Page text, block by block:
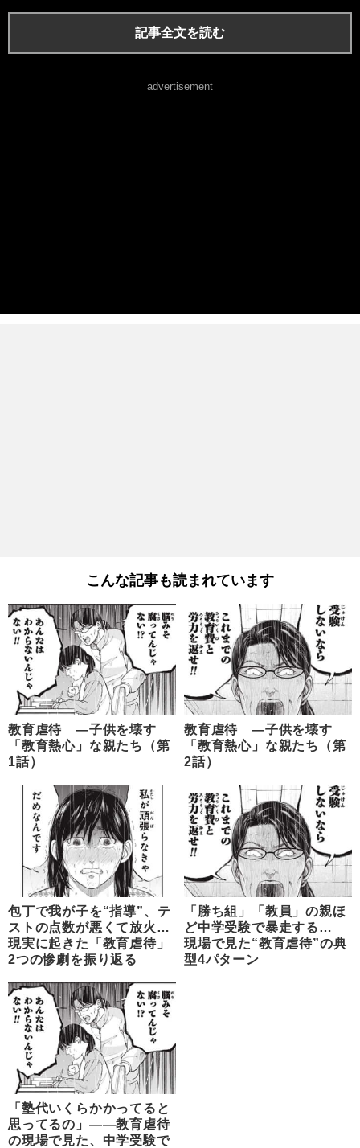
記事全文を読む
advertisement
こんな記事も読まれています
教育虐待 ―子供を壊す
「教育熱心」な親たち（第
1話）
教育虐待 ―子供を壊す
「教育熱心」な親たち（第
2話）
包丁で我が子を“指導”、テ
ストの点数が悪くて放火…
現実に起きた「教育虐待」
2つの惨劇を振り返る
「勝ち組」「教員」の親ほ
ど中学受験で暴走する…
現場で見た“教育虐待”の典
型4パターン
「塾代いくらかかってると
思ってるの」――教育虐待
の現場で見た、中学受験で